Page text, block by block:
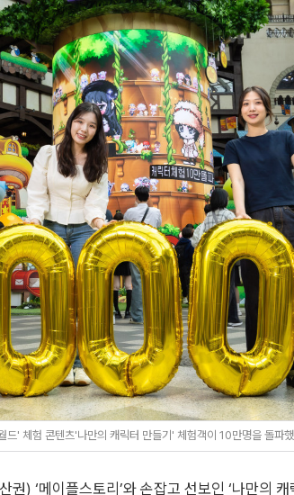
' 체험 콘텐츠'나만의 캐릭터 만들기' 체험객이 10만명을 돌파
) ‘메이플스토리’와 손잡고 선보인 ‘나만의